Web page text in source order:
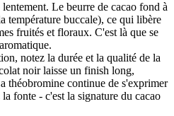
Le beurre de cacao fond à
température buccale), ce qui libère
fruités et floraux. C'est là que se
notez la durée et la qualité de la
noir laisse un finish long,
théobromine continue de s'exprimer
fonte - c'est la signature du cacao